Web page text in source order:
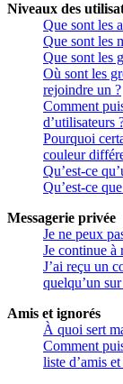
Niveaux des
Que sont les
Que sont les
Que sont les
Où sont les
rejoindre un ?
Comment
d’utilisateurs
Pourquoi
couleur
Qu’est-ce
Qu’est-ce
Messagerie privée
Je ne peux
Je continue à
J’ai reçu un
quelqu’un
Amis et ignorés
À quoi sert
Comment
liste d’amis